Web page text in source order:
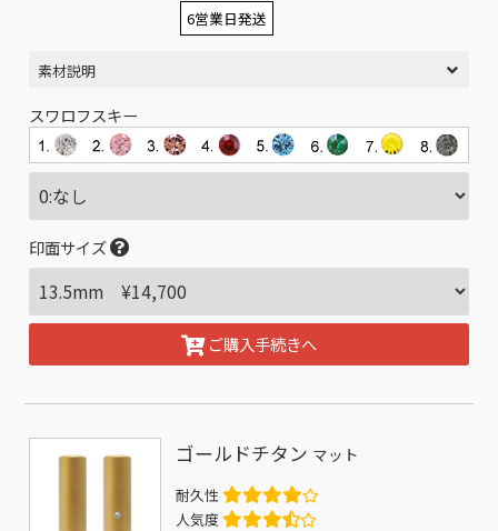
6営業日発送
素材説明
スワロフスキー
印面サイズ
ご購入手続きへ
ゴールドチタン マット
耐久性
人気度